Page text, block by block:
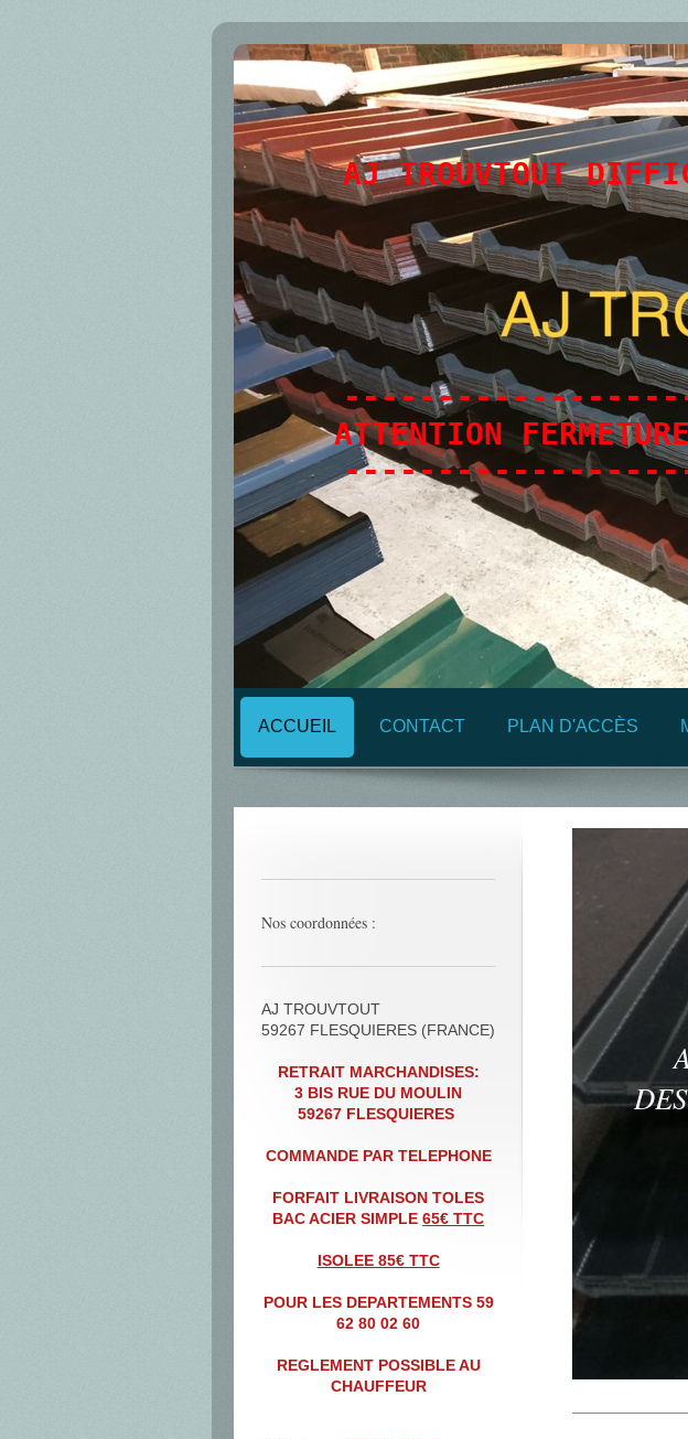
AJ TROUVTOUT
ATTENTION
ACCUEIL CONTACT PLAN D'ACCÈS
Nos coordonnées :
AJ TROUVTOUT
59267 FLESQUIERES (FRANCE)
RETRAIT MARCHANDISES:
3 BIS RUE DU MOULIN
59267 FLESQUIERES
COMMANDE PAR TELEPHONE
FORFAIT LIVRAISON TOLES
BAC ACIER SIMPLE65€ TTC
ISOLEE 85€ TTC
POUR LES DEPARTEMENTS 59
62 80 02 60
REGLEMENT POSSIBLE AU
CHAUFFEUR